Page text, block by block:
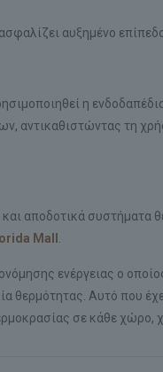
αυξημένο
η
αντικαθιστώντας τη
αποδοτικά συστήματα
Mall .
ενέργειας ο
θερμότητας. Αυτό που
σε κάθε χώρο,